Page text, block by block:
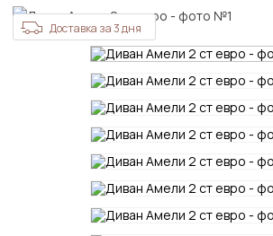
Доставка за 3 дня